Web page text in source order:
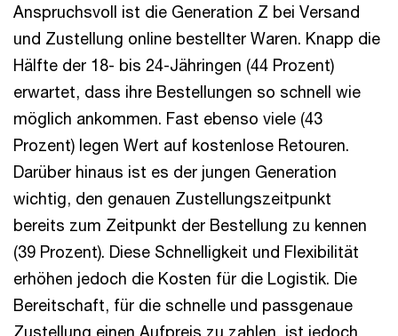
Anspruchsvoll ist die Generation Z bei Versand
und Zustellung online bestellter Waren. Knapp die
Hälfte der 18- bis 24-Jähringen (44 Prozent)
erwartet, dass ihre Bestellungen so schnell wie
möglich ankommen. Fast ebenso viele (43
Prozent) legen Wert auf kostenlose Retouren.
Darüber hinaus ist es der jungen Generation
wichtig, den genauen Zustellungszeitpunkt
bereits zum Zeitpunkt der Bestellung zu kennen
(39 Prozent). Diese Schnelligkeit und Flexibilität
erhöhen jedoch die Kosten für die Logistik. Die
Bereitschaft, für die schnelle und passgenaue
Zustellung einen Aufpreis zu zahlen, ist jedoch